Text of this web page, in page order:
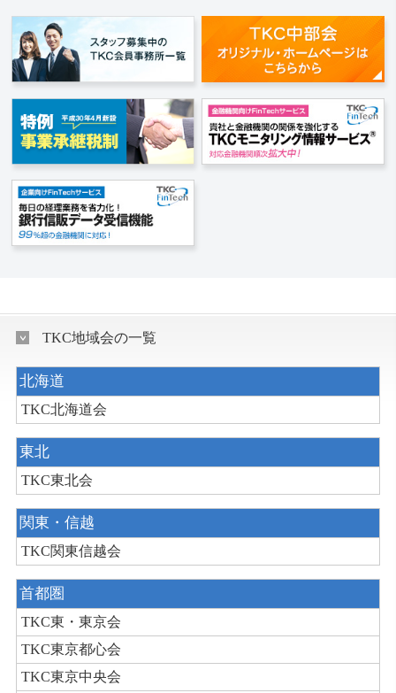
TKC地域会の一覧
北海道
TKC北海道会
東北
TKC東北会
関東・信越
TKC関東信越会
首都圏
TKC東・東京会
TKC東京都心会
TKC東京中央会